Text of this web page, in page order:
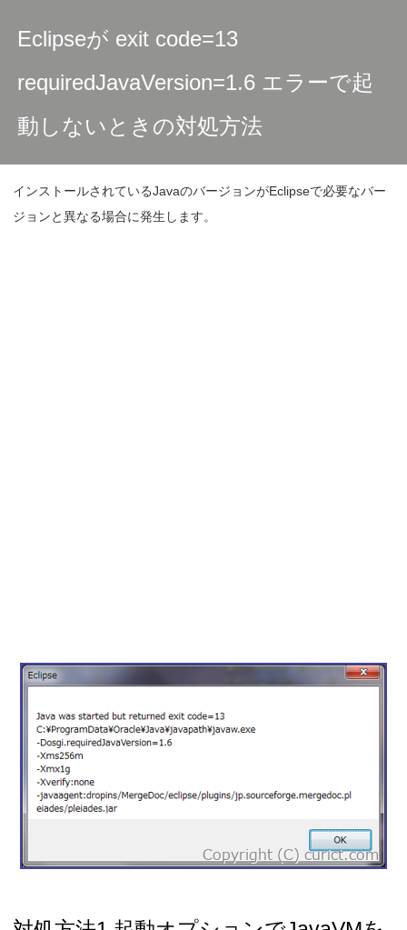
Eclipseが exit code=13
requiredJavaVersion=1.6 エラーで起
動しないときの対処方法
インストールされているJavaのバージョンがEclipseで必要なバー
ジョンと異なる場合に発生します。